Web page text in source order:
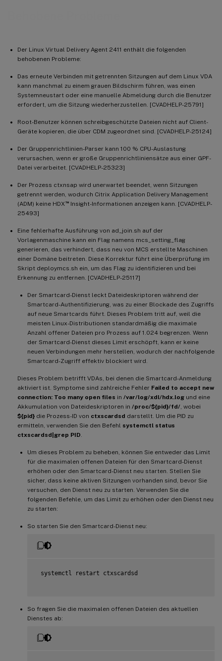
Der Linux Virtual Delivery Agent 2411 enthält die folgenden
behobenen Probleme:
Das erneute Verbinden mit getrennten Sitzungen auf dem Linux VDA
kann manchmal zu einem grauen Bildschirm führen, was einen
Systemneustart oder eine manuelle Abmeldung durch die Benutzer
erfordert, um die Sitzung wiederherzustellen. [CVADHELP-25791]
Root-Benutzer können schreibgeschützte Dateien nicht auf Client-
Geräte kopieren, die über CDM zugeordnet sind. [CVADHELP-25124]
Der Gruppenrichtlinien-Parser kann 100 % CPU-Auslastung
verursachen, wenn er große Gruppenrichtliniensätze aus einer GPF-
Datei verarbeitet. [CVADHELP-25323]
Der Prozess ctxnsap wird unerwartet beendet, wenn Sitzungen
getrennt werden, wodurch Citrix Application Delivery Management
(ADM) keine HDX ™Insight-Informationen anzeigen kann. [CVADHELP-
25493]
Eine fehlerhafte Ausführung von ad_join.sh auf der
Vorlagenmaschine kann ein Flag namens mcs_setting_flag
generieren, das verhindert, dass neu von MCS erstellte Maschinen
einer Domäne beitreten. Diese Korrektur führt eine Überprüfung im
Skript deploymcs.sh ein, um das Flag zu identifizieren und bei
Erkennung zu entfernen. [CVADHELP-25117]
Der Smartcard-Dienst leckt Dateideskriptoren während der
Smartcard-Authentifizierung, was zu einer Blockade des Zugriffs
auf neue Smartcards führt. Dieses Problem tritt auf, weil die
meisten Linux-Distributionen standardmäßig die maximale
Anzahl offener Dateien pro Prozess auf 1.024 begrenzen. Wenn
der Smartcard-Dienst dieses Limit erschöpft, kann er keine
neuen Verbindungen mehr herstellen, wodurch der nachfolgende
Smartcard-Zugriff effektiv blockiert wird.
Dieses Problem betrifft VDAs, bei denen die Smartcard-Anmeldung
aktiviert ist. Symptome sind zahlreiche Fehler Failed to accept new
connection: Too many open files in /var/log/xdl/hdx.log und eine
Akkumulation von Dateideskriptoren in /proc/${pid}/fd/ , wobei
${pid} die Prozess-ID von ctxscardsd darstellt. Um die PID zu
ermitteln, verwenden Sie den Befehl systemctl status
ctxscardsd|grep PID
Um dieses Problem zu beheben, können Sie entweder das Limit
für die maximalen offenen Dateien für den Smartcard-Dienst
erhöhen oder den Smartcard-Dienst neu starten. Stellen Sie
sicher, dass keine aktiven Sitzungen vorhanden sind, bevor Sie
versuchen, den Dienst neu zu starten. Verwenden Sie die
folgenden Befehle, um das Limit zu erhöhen oder den Dienst neu
zu starten:
So starten Sie den Smartcard-Dienst neu:
systemctl restart ctxscardsd
So fragen Sie die maximalen offenen Dateien des aktuellen
Dienstes ab: